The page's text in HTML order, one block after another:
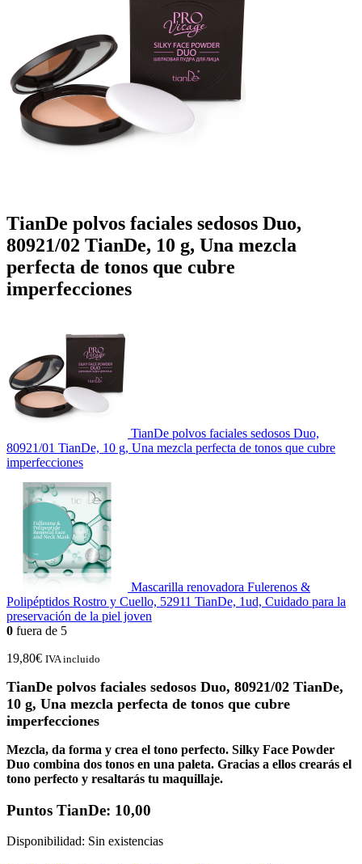
TianDe polvos faciales sedosos Duo,
80921/02 TianDe, 10 g, Una mezcla
perfecta de tonos que cubre
imperfecciones
TianDe polvos faciales sedosos Duo,
80921/01 TianDe, 10 g, Una mezcla perfecta de tonos que cubre
imperfecciones
Mascarilla renovadora Fulerenos &
Polipéptidos Rostro y Cuello, 52911 TianDe, 1ud, Cuidado para la
preservación de la piel joven
0 fuera de 5
19,80€ IVA incluido
TianDe polvos faciales sedosos Duo, 80921/02 TianDe,
10 g, Una mezcla perfecta de tonos que cubre
imperfecciones
Mezcla, da forma y crea el tono perfecto. Silky Face Powder
Duo combina dos tonos en una paleta. Gracias a ellos crearás el
tono perfecto y resaltarás tu maquillaje.
Puntos TianDe: 10,00
Disponibilidad: Sin existencias